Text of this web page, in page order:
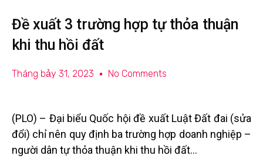
Đề xuất 3 trường hợp tự thỏa thuận
khi thu hồi đất
Tháng bảy 31, 2023 No Comments
(PLO) – Đại biểu Quốc hội đề xuất Luật Đất đai (sửa
đổi) chỉ nên quy định ba trường hợp doanh nghiệp –
người dân tự thỏa thuận khi thu hồi đất…